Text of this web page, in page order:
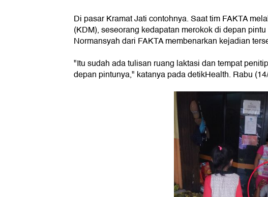
Di pasar Kramat Jati contohnya. Saat tim FAKTA
(KDM), seseorang kedapatan merokok di depan
Normansyah dari FAKTA membenarkan kejadian
"Itu sudah ada tulisan ruang laktasi dan tempat
depan pintunya," katanya pada detikHealth. Rabu